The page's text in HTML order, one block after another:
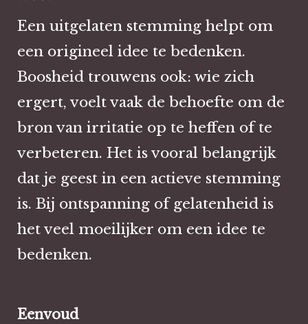
Een uitgelaten stemming helpt om
een origineel idee te bedenken.
Boosheid trouwens ook: wie zich
ergert, voelt vaak de behoefte om de
bron van irritatie op te heffen of te
verbeteren. Het is vooral belangrijk
dat je geest in een actieve stemming
is. Bij ontspanning of gelatenheid is
het veel moeilijker om een idee te
bedenken.
Eenvoud